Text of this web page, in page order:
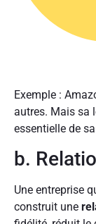
Exemple :
autres. Mais sa
essentielle de
b.
Une entreprise
construit une